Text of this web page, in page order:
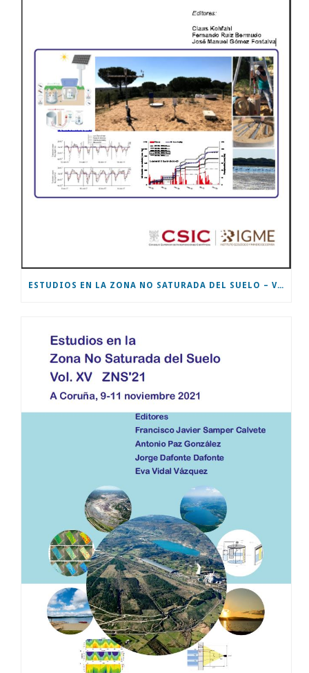
ESTUDIOS EN LA ZONA NO SATURADA DEL SUELO – VOL XVI – ZNS’23